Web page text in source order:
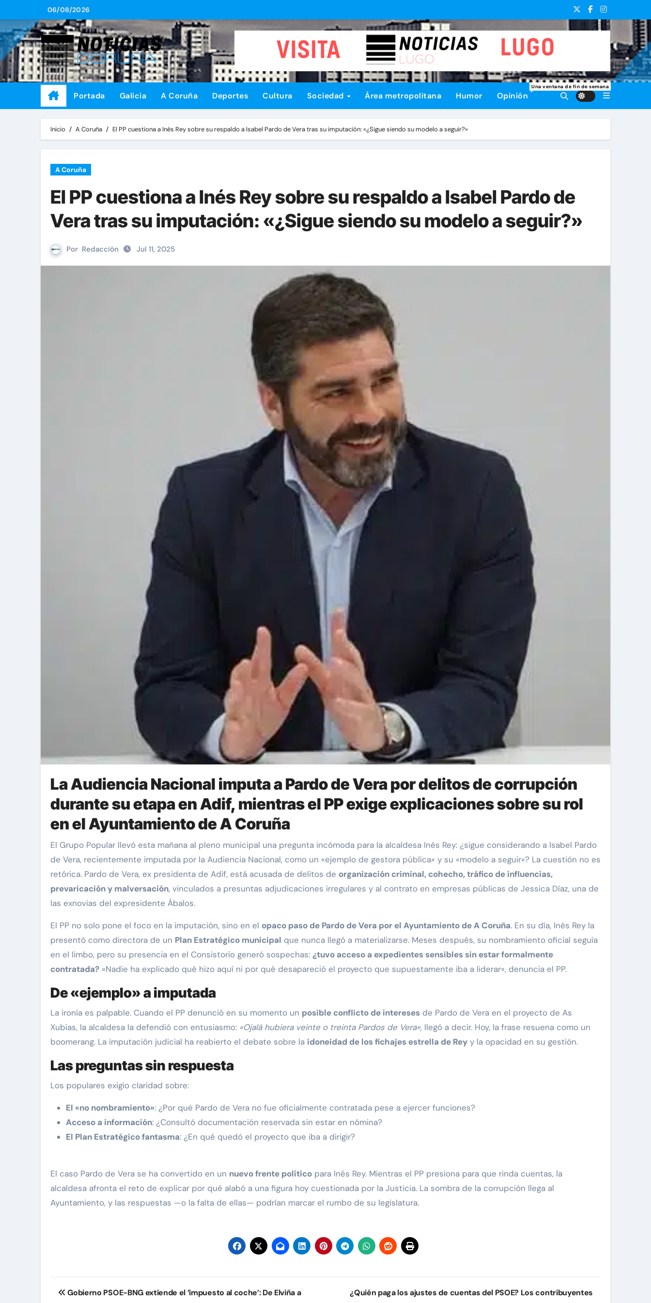
al
contenido
06/08/2026
Portada Galicia A Coruña Deportes Cultura Sociedad Área metropolitana Humor Opinión
Una ventana de fin de semana
Inicio A Coruña El PP cuestiona a Inés Rey sobre su respaldo a Isabel Pardo de Vera tras su imputación: «¿Sigue siendo su modelo a seguir?»
A Coruña
El PP cuestiona a Inés Rey sobre su respaldo a Isabel Pardo de
Vera tras su imputación: «¿Sigue siendo su modelo a seguir?»
Por Redacción Jul 11, 2025
La Audiencia Nacional imputa a Pardo de Vera por delitos de corrupción
durante su etapa en Adif, mientras el PP exige explicaciones sobre su rol
en el Ayuntamiento de A Coruña
El Grupo Popular llevó esta mañana al pleno municipal una pregunta incómoda para la alcaldesa Inés Rey: ¿sigue considerando a Isabel Pardo
de Vera, recientemente imputada por la Audiencia Nacional, como un «ejemplo de gestora pública» y su «modelo a seguir»? La cuestión no es
retórica. Pardo de Vera, ex presidenta de Adif, está acusada de delitos de organización criminal, cohecho, tráfico de influencias,
prevaricación y malversación, vinculados a presuntas adjudicaciones irregulares y al contrato en empresas públicas de Jessica Díaz, una de
las exnovias del expresidente Ábalos.
El PP no solo pone el foco en la imputación, sino en el opaco paso de Pardo de Vera por el Ayuntamiento de A Coruña. En su día, Inés Rey la
presentó como directora de un Plan Estratégico municipal que nunca llegó a materializarse. Meses después, su nombramiento oficial seguía
en el limbo, pero su presencia en el Consistorio generó sospechas: ¿tuvo acceso a expedientes sensibles sin estar formalmente
contratada? «Nadie ha explicado qué hizo aquí ni por qué desapareció el proyecto que supuestamente iba a liderar», denuncia el PP.
De «ejemplo» a imputada
La ironía es palpable. Cuando el PP denunció en su momento un posible conflicto de intereses de Pardo de Vera en el proyecto de As
Xubias, la alcaldesa la defendió con entusiasmo: «Ojalá hubiera veinte o treinta Pardos de Vera», llegó a decir. Hoy, la frase resuena como un
boomerang. La imputación judicial ha reabierto el debate sobre la idoneidad de los fichajes estrella de Rey y la opacidad en su gestión.
Las preguntas sin respuesta
Los populares exigio claridad sobre:
El «no nombramiento»: ¿Por qué Pardo de Vera no fue oficialmente contratada pese a ejercer funciones?
Acceso a información: ¿Consultó documentación reservada sin estar en nómina?
El Plan Estratégico fantasma: ¿En qué quedó el proyecto que iba a dirigir?
El caso Pardo de Vera se ha convertido en un nuevo frente político para Inés Rey. Mientras el PP presiona para que rinda cuentas, la
alcaldesa afronta el reto de explicar por qué alabó a una figura hoy cuestionada por la Justicia. La sombra de la corrupción llega al
Ayuntamiento, y las respuestas —o la falta de ellas— podrían marcar el rumbo de su legislatura.
Navegación
Gobierno PSOE-BNG extiende el ‘impuesto al coche’: De Elviña a
¿Quién paga los ajustes de cuentas del PSOE? Los contribuyentes